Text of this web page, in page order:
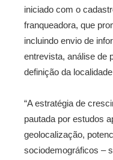
iniciado com o
franqueadora, que
incluindo envio de
entrevista, análise de
definição da
“A estratégia de
pautada por estudos
geolocalização,
sociodemográficos –